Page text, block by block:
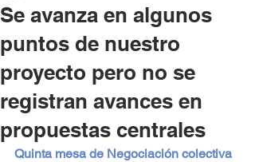
Se avanza en algunos
puntos de nuestro
proyecto pero no se
registran avances en
propuestas centrales
Quinta mesa de Negociación colectiva